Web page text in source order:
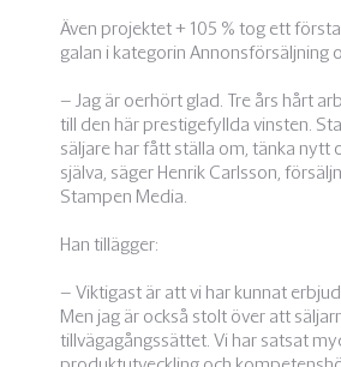
Även projektet + 105 % tog ett
galan i kategorin Annonsförsäljning
– Jag är oerhört glad. Tre års hårt
till den här prestigefyllda vinsten.
säljare har fått ställa om, tänka nytt
själva, säger Henrik Carlsson,
Stampen Media.
Han tillägger:
– Viktigast är att vi har kunnat
Men jag är också stolt över att
tillvägagångssättet. Vi har satsat